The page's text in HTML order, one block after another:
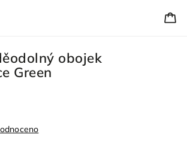
obojek
Green